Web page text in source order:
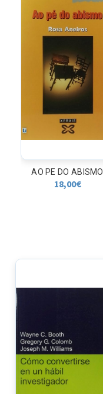
AO PE DO ABISMO
18,00€